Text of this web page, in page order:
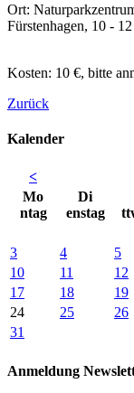
Ort:
Fürstenhagen, 10 -
Kosten: 10 €, bitte
Zurück
Kalender
<
Mo
ntag
Di
enstag
3
4 5
10
11 12
17
18 19
24
25 26
31
Anmeldung